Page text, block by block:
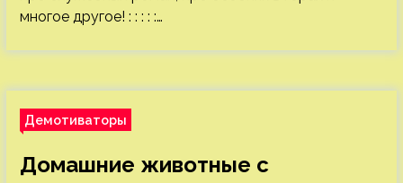
многое другое! : : : : :…
Демотиваторы
Домашние животные с